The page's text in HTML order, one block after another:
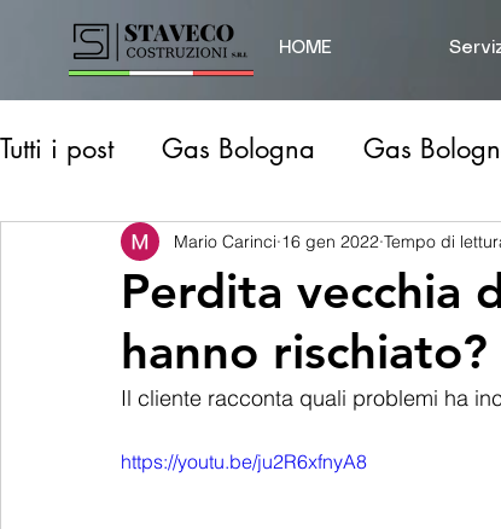
HOME
Tutti i post Gas Bologna Gas
Gas Modena Idraulico Prov.
Disostruzione Scarichi Perdita
Perdita vecchia
hanno rischiato?
Mario Carinci 16 gen 2022 Tempo di
Il cliente racconta quali problemi ha
https://youtu.be/ju2R6xfnyA8